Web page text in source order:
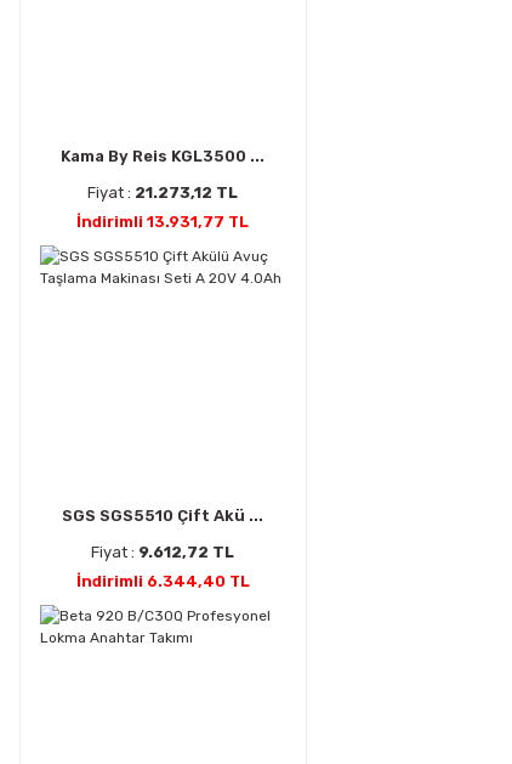
Kama By Reis KGL3500 ...
Fiyat : 21.273,12 TL
İndirimli 13.931,77 TL
SGS SGS5510 Çift Akü ...
Fiyat : 9.612,72 TL
İndirimli 6.344,40 TL